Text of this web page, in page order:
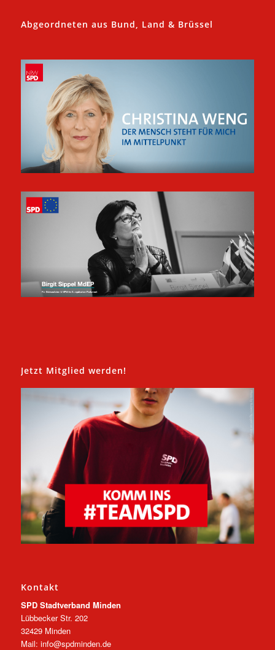
Abgeordneten aus Bund, Land & Brüssel
Jetzt Mitglied werden!
Kontakt
SPD Stadtverband Minden
Lübbecker Str. 202
32429 Minden
Mail: info@spdminden.de